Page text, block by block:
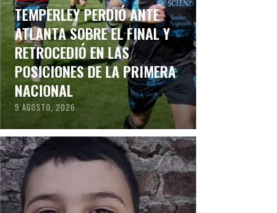
TEMPERLEY PERDIÓ ANTE
ATLANTA SOBRE EL FINAL Y
RETROCEDIÓ EN LAS
POSICIONES DE LA PRIMERA
NACIONAL
9 AGOSTO, 2026